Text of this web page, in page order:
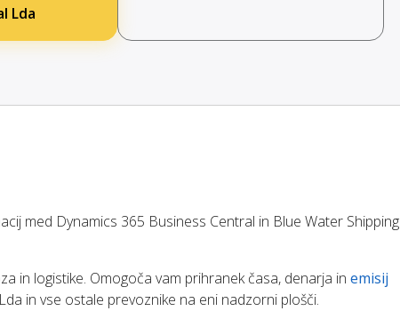
Lda
med Dynamics 365 Business Central in Blue Water Shipping
in logistike. Omogoča vam prihranek časa, denarja in emisij
in vse ostale prevoznike na eni nadzorni plošči.